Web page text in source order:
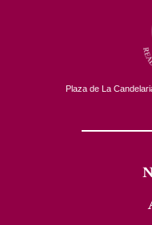
Plaza de La